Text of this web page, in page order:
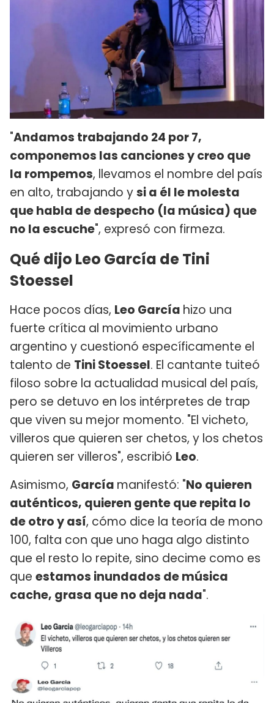
"Andamos trabajando 24 por 7,
componemos las canciones y creo que
la rompemos, llevamos el nombre del país
en alto, trabajando ysi a él le molesta
que habla de despecho (la música) que
no la escuche", expresó con firmeza.
Qué dijo Leo García de Tini
Stoessel
Hace pocos días, Leo García hizo una
fuerte crítica al movimiento urbano
argentino y cuestionó específicamente el
talento de Tini Stoessel. El cantante tuiteó
filoso sobre la actualidad musical del país,
pero se detuvo en los intérpretes de trap
que viven su mejor momento. "El vicheto,
villeros que quieren ser chetos, y los chetos
quieren ser villeros", escribió Leo.
Asimismo, García manifestó: "No quieren
auténticos, quieren gente que repita lo
de otro y así, cómo dice la teoría de mono
100, falta con que uno haga algo distinto
que el resto lo repite, sino decime como es
que estamos inundados de música
cache, grasa que no deja nada".